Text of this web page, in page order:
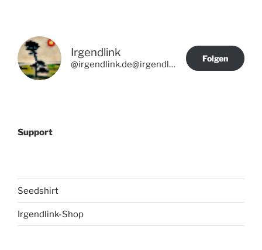
Irgendlink
@irgendlink.de@irgendlink.de
Folgen
Support
Seedshirt
Irgendlink-Shop